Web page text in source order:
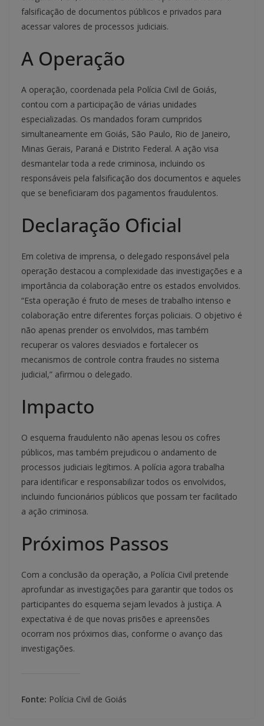
falsificação de documentos públicos e privados para
acessar valores de processos judiciais.
A Operação
A operação, coordenada pela Polícia Civil de Goiás,
contou com a participação de várias unidades
especializadas. Os mandados foram cumpridos
simultaneamente em Goiás, São Paulo, Rio de Janeiro,
Minas Gerais, Paraná e Distrito Federal. A ação visa
desmantelar toda a rede criminosa, incluindo os
responsáveis pela falsificação dos documentos e aqueles
que se beneficiaram dos pagamentos fraudulentos.
Declaração Oficial
Em coletiva de imprensa, o delegado responsável pela
operação destacou a complexidade das investigações e a
importância da colaboração entre os estados envolvidos.
“Esta operação é fruto de meses de trabalho intenso e
colaboração entre diferentes forças policiais. O objetivo é
não apenas prender os envolvidos, mas também
recuperar os valores desviados e fortalecer os
mecanismos de controle contra fraudes no sistema
judicial,” afirmou o delegado.
Impacto
O esquema fraudulento não apenas lesou os cofres
públicos, mas também prejudicou o andamento de
processos judiciais legítimos. A polícia agora trabalha
para identificar e responsabilizar todos os envolvidos,
incluindo funcionários públicos que possam ter facilitado
a ação criminosa.
Próximos Passos
Com a conclusão da operação, a Polícia Civil pretende
aprofundar as investigações para garantir que todos os
participantes do esquema sejam levados à justiça. A
expectativa é de que novas prisões e apreensões
ocorram nos próximos dias, conforme o avanço das
investigações.
Fonte: Polícia Civil de Goiás